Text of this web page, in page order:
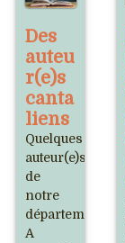
Des
auteu
r(e)s
canta
liens
Quelques
auteur(e)s
de
notre
département.
A